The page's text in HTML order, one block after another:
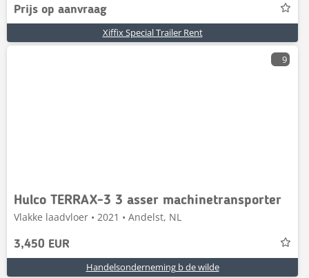
Prijs op aanvraag
Xiffix Special Trailer Rent
9
Hulco TERRAX-3 3 asser machinetransporter
Vlakke laadvloer • 2021 • Andelst, NL
3,450 EUR
Handelsonderneming b de wilde